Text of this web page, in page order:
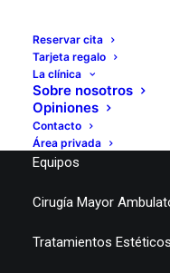
Reservar cita
Tarjeta regalo
La clínica
Sobre nosotros
Opiniones
Contacto
Área privada
MENÚ
Quirófanos
Equipos
Cirugía Mayor
Tratamientos Estéticos